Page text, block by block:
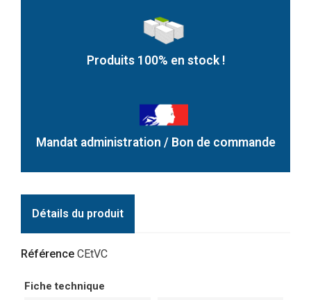
Produits 100% en stock !
Mandat administration / Bon de commande
Détails du produit
Référence CEtVC
Fiche technique